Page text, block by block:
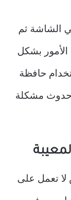
الشاشة ثم
بشكل
حافظة
حدوث مشكلة
لا تعمل على